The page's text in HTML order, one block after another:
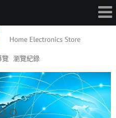
覽 瀏覽紀錄